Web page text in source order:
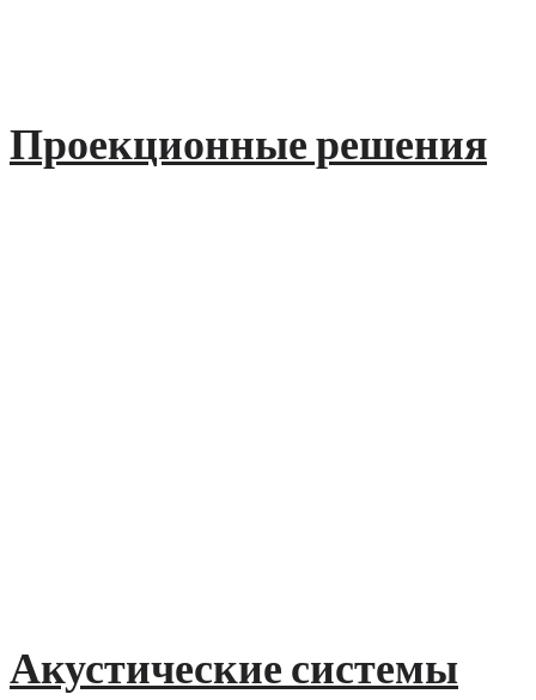
Проекционные решения
Акустические системы